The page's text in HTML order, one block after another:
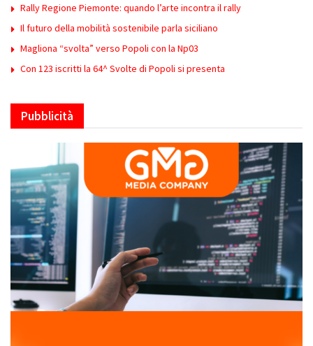
Rally Regione Piemonte: quando l’arte incontra il rally
Il futuro della mobilità sostenibile parla siciliano
Magliona “svolta” verso Popoli con la Np03
Con 123 iscritti la 64^ Svolte di Popoli si presenta
Pubblicità